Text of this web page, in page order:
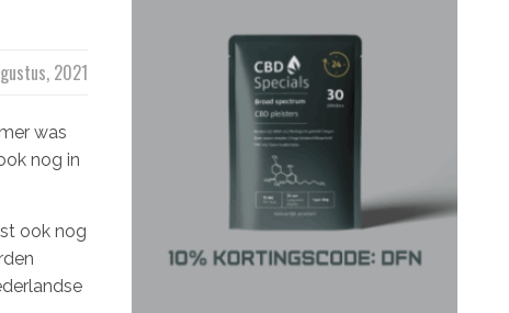
2021
was
nog in
ook nog